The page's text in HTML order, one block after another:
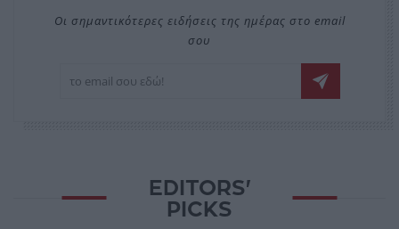
Οι σημαντικότερες ειδήσεις της ημέρας στο email
σου
EDITORS'
PICKS